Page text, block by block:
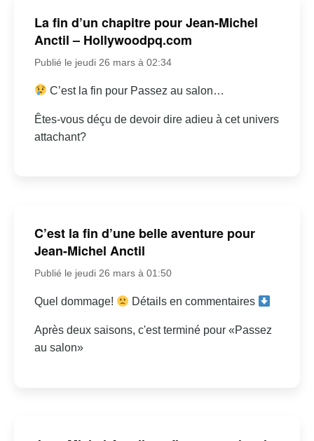
La fin d’un chapitre pour Jean-Michel
Anctil – Hollywoodpq.com
Publié le jeudi 26 mars à 02:34
C’est la fin pour Passez au salon…
Êtes-vous déçu de devoir dire adieu à cet univers
attachant?
C’est la fin d’une belle aventure pour
Jean-Michel Anctil
Publié le jeudi 26 mars à 01:50
Quel dommage! Détails en commentaires
Après deux saisons, c'est terminé pour «Passez
au salon»